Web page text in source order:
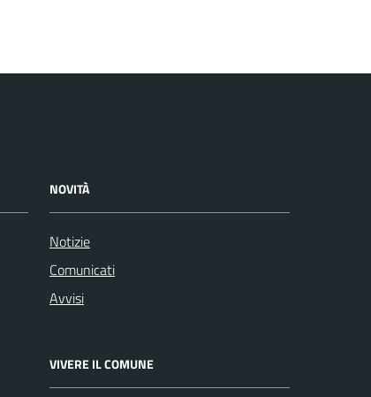
NOVITÀ
Notizie
Comunicati
Avvisi
VIVERE IL COMUNE